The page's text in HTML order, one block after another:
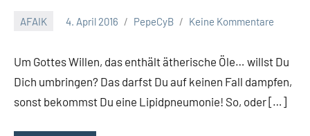
AFAIK 4. April 2016 PepeCyB Keine Kommentare
Um Gottes Willen, das enthält ätherische Öle… willst Du
Dich umbringen? Das darfst Du auf keinen Fall dampfen,
sonst bekommst Du eine Lipidpneumonie! So, oder […]